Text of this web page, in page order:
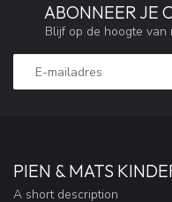
ABONNEER JE
Blijf op de hoogte
PIEN & MATS
A short description